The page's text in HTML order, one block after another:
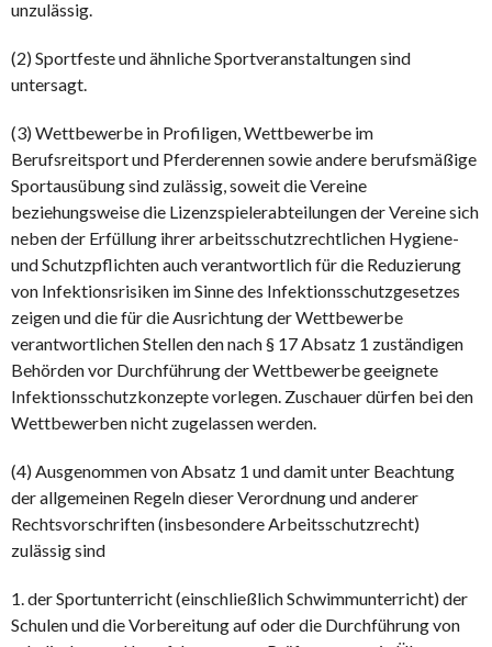
unzulässig.
(2) Sportfeste und ähnliche Sportveranstaltungen sind
untersagt.
(3) Wettbewerbe in Profiligen, Wettbewerbe im
Berufsreitsport und Pferderennen sowie andere berufsmäßige
Sportausübung sind zulässig, soweit die Vereine
beziehungsweise die Lizenzspielerabteilungen der Vereine sich
neben der Erfüllung ihrer arbeitsschutzrechtlichen Hygiene-
und Schutzpflichten auch verantwortlich für die Reduzierung
von Infektionsrisiken im Sinne des Infektionsschutzgesetzes
zeigen und die für die Ausrichtung der Wettbewerbe
verantwortlichen Stellen den nach § 17 Absatz 1 zuständigen
Behörden vor Durchführung der Wettbewerbe geeignete
Infektionsschutzkonzepte vorlegen. Zuschauer dürfen bei den
Wettbewerben nicht zugelassen werden.
(4) Ausgenommen von Absatz 1 und damit unter Beachtung
der allgemeinen Regeln dieser Verordnung und anderer
Rechtsvorschriften (insbesondere Arbeitsschutzrecht)
zulässig sind
1. der Sportunterricht (einschließlich Schwimmunterricht) der
Schulen und die Vorbereitung auf oder die Durchführung von